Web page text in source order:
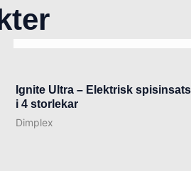
Ignite Ultra – Elektrisk spisinsats
i 4 storlekar
Dimplex